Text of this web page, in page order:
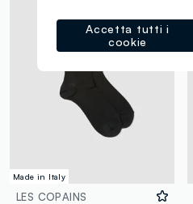
Made in Italy
LES COPAINS
Accetta tutti i
cookie